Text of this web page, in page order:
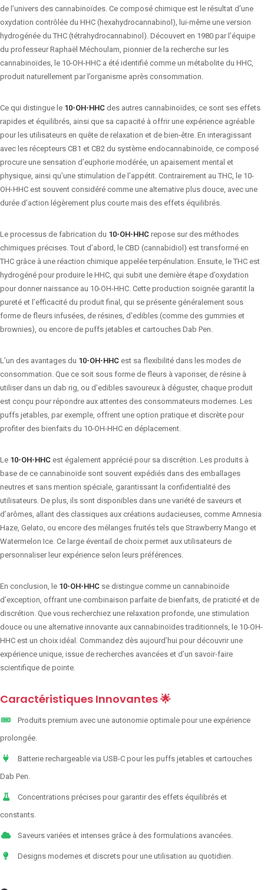
de l’univers des cannabinoïdes. Ce composé chimique est le résultat d’une
oxydation contrôlée du HHC (hexahydrocannabinol), lui-même une version
hydrogénée du THC (tétrahydrocannabinol). Découvert en 1980 par l’équipe
du professeur Raphaël Méchoulam, pionnier de la recherche sur les
cannabinoïdes, le 10-OH-HHC a été identifié comme un métabolite du HHC,
produit naturellement par l’organisme après consommation.
Ce qui distingue le 10-OH-HHC des autres cannabinoïdes, ce sont ses effets
rapides et équilibrés, ainsi que sa capacité à offrir une expérience agréable
pour les utilisateurs en quête de relaxation et de bien-être. En interagissant
avec les récepteurs CB1 et CB2 du système endocannabinoïde, ce composé
procure une sensation d’euphorie modérée, un apaisement mental et
physique, ainsi qu’une stimulation de l’appétit. Contrairement au THC, le 10-
OH-HHC est souvent considéré comme une alternative plus douce, avec une
durée d’action légèrement plus courte mais des effets équilibrés.
Le processus de fabrication du 10-OH-HHC repose sur des méthodes
chimiques précises. Tout d’abord, le CBD (cannabidiol) est transformé en
THC grâce à une réaction chimique appelée terpénulation. Ensuite, le THC est
hydrogéné pour produire le HHC, qui subit une dernière étape d’oxydation
pour donner naissance au 10-OH-HHC. Cette production soignée garantit la
pureté et l’efficacité du produit final, qui se présente généralement sous
forme de fleurs infusées, de résines, d'edibles (comme des gummies et
brownies), ou encore de puffs jetables et cartouches Dab Pen.
L’un des avantages du 10-OH-HHC est sa flexibilité dans les modes de
consommation. Que ce soit sous forme de fleurs à vaporiser, de résine à
utiliser dans un dab rig, ou d’edibles savoureux à déguster, chaque produit
est conçu pour répondre aux attentes des consommateurs modernes. Les
puffs jetables, par exemple, offrent une option pratique et discrète pour
profiter des bienfaits du 10-OH-HHC en déplacement.
Le 10-OH-HHC est également apprécié pour sa discrétion. Les produits à
base de ce cannabinoïde sont souvent expédiés dans des emballages
neutres et sans mention spéciale, garantissant la confidentialité des
utilisateurs. De plus, ils sont disponibles dans une variété de saveurs et
d’arômes, allant des classiques aux créations audacieuses, comme Amnesia
Haze, Gelato, ou encore des mélanges fruités tels que Strawberry Mango et
Watermelon Ice. Ce large éventail de choix permet aux utilisateurs de
personnaliser leur expérience selon leurs préférences.
En conclusion, le 10-OH-HHC se distingue comme un cannabinoïde
d’exception, offrant une combinaison parfaite de bienfaits, de praticité et de
discrétion. Que vous recherchiez une relaxation profonde, une stimulation
douce ou une alternative innovante aux cannabinoïdes traditionnels, le 10-OH-
HHC est un choix idéal. Commandez dès aujourd’hui pour découvrir une
expérience unique, issue de recherches avancées et d’un savoir-faire
scientifique de pointe.
Caractéristiques Innovantes 🌟
Produits premium avec une autonomie optimale pour une expérience
prolongée.
Batterie rechargeable via USB-C pour les puffs jetables et cartouches
Dab Pen.
Concentrations précises pour garantir des effets équilibrés et
constants.
Saveurs variées et intenses grâce à des formulations avancées.
Designs modernes et discrets pour une utilisation au quotidien.